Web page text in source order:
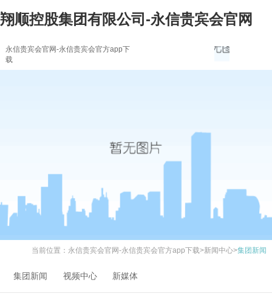
翔顺控股集团有限公司-永信贵宾会官网
永信贵宾会官网-永信贵宾会官方app下
载
当前位置： 永信贵宾会官网-永信贵宾会官方app下载>新闻中心>集团新闻
集团新闻 视频中心 新媒体